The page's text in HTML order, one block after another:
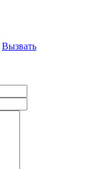
Вызвать